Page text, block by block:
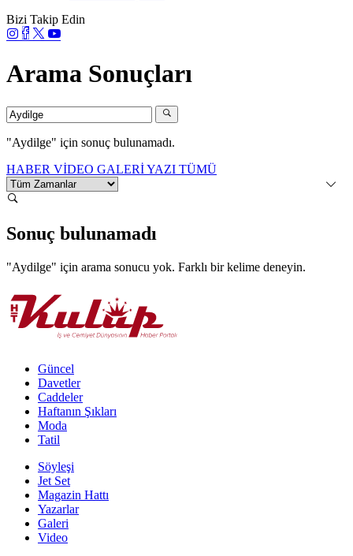
Bizi Takip Edin
Arama Sonuçları
"Aydilge" için sonuç bulunamadı.
HABER VİDEO GALERİYAZI TÜMÜ
Sonuç bulunamadı
"Aydilge" için arama sonucu yok. Farklı bir kelime deneyin.
Güncel
Davetler
Caddeler
Haftanın Şıkları
Moda
Tatil
Söyleşi
Jet Set
Magazin Hattı
Yazarlar
Galeri
Video